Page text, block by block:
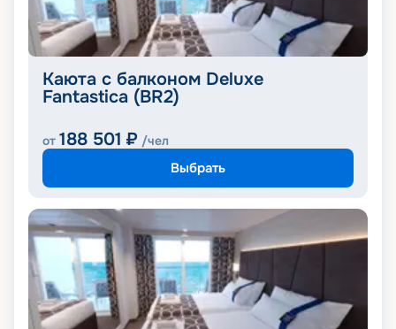
Каюта с балконом Deluxe
Fantastica (BR2)
от 188 501 ₽ /чел
Выбрать